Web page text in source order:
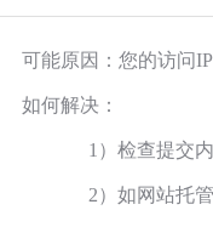
可能原因：您的访问
如何解决：
1）检查提交
2）如网站托